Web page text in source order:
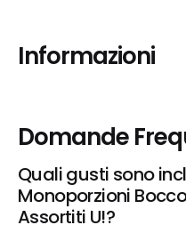
Informazioni
Domande
Quali gusti sono
Monoporzioni
Assortiti U!?